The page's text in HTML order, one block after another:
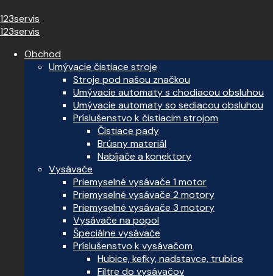
123servis
123servis
Obchod
Umývacie čistiace stroje
Stroje pod našou značkou
Umývacie automaty s chodiacou obsluhou
Umývacie automaty so sediacou obsluhou
Príslušenstvo k čistiacim strojom
Čistiace pady
Brúsny materiál
Nabíjače a konektory
Vysávače
Priemyselné vysávače 1 motor
Priemyselné vysávače 2 motory
Priemyselné vysávače 3 motory
Vysávače na popol
Špeciálne vysávače
Príslušenstvo k vysávačom
Hubice, kefky, nadstavce, trubice
Filtre do vysávačov